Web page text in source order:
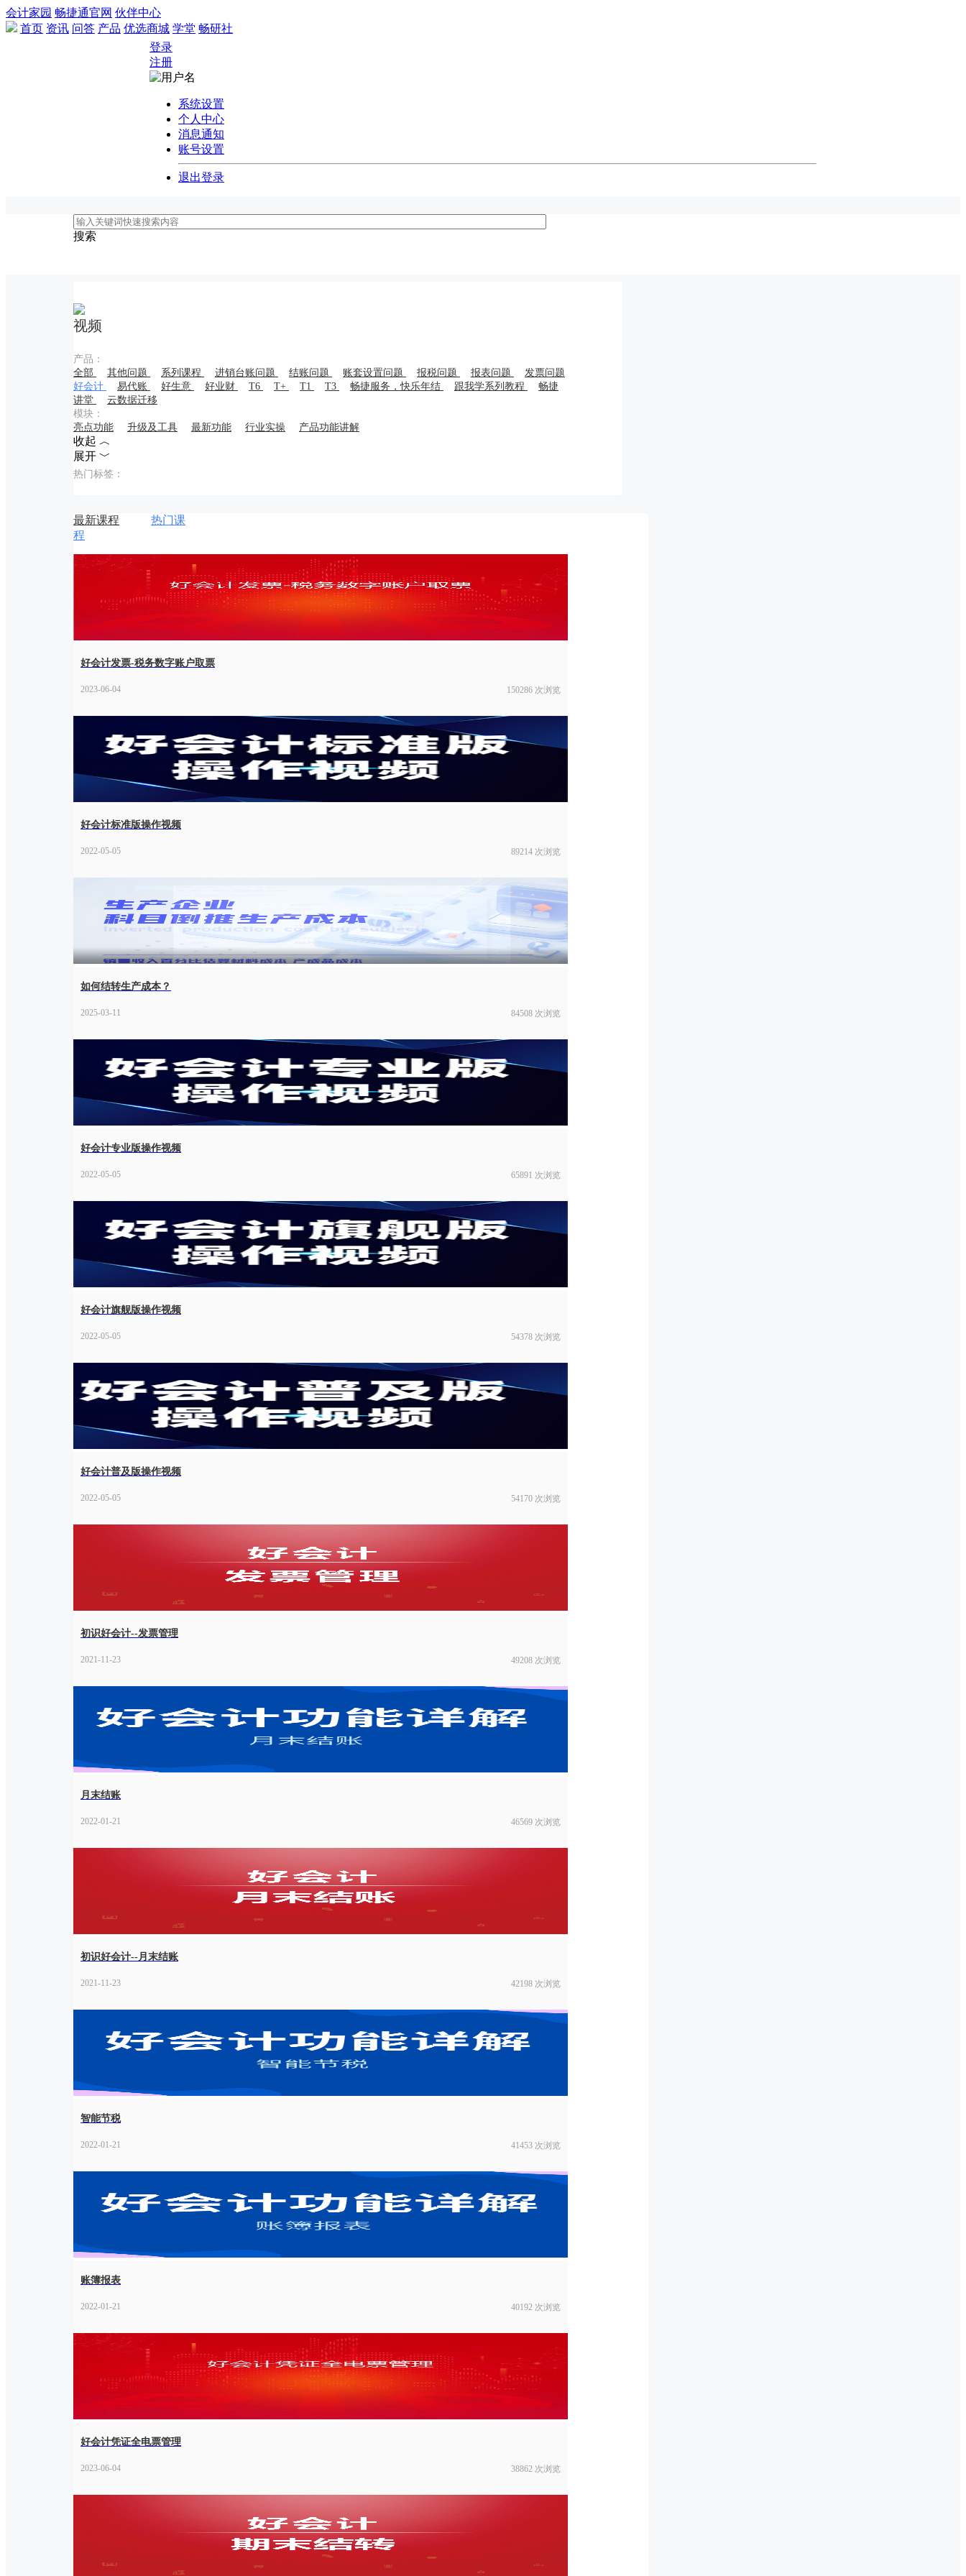
会计家园 畅捷通官网 伙伴中心
首页 资讯 问答 产品 优选商城 学堂 畅研社
登录
注册
系统设置
个人中心
消息通知
账号设置
退出登录
搜索
视频
产品：
全部
其他问题 系列课程 进销台账问题 结账问题 账套设置问题 报税问题 报表问题
发票问题
好会计
易代账 好生意 好业财 T6 T+ T1 T3 畅捷服务，快乐年结 跟我学系列教程
畅捷
讲堂
云数据迁移
模块：
亮点功能
升级及工具 最新功能 行业实操 产品功能讲解
收起 ︿
展开 ﹀
热门标签：
最新课程
热门课
程
好会计发票-税务数字账户取票
2023-06-04 150286 次浏览
好会计标准版操作视频
2022-05-05 89214 次浏览
如何结转生产成本？
2025-03-11 84508 次浏览
好会计专业版操作视频
2022-05-05 65891 次浏览
好会计旗舰版操作视频
2022-05-05 54378 次浏览
好会计普及版操作视频
2022-05-05 54170 次浏览
初识好会计--发票管理
2021-11-23 49208 次浏览
月末结账
2022-01-21 46569 次浏览
初识好会计--月末结账
2021-11-23 42198 次浏览
智能节税
2022-01-21 41453 次浏览
账簿报表
2022-01-21 40192 次浏览
好会计凭证全电票管理
2023-06-04 38862 次浏览